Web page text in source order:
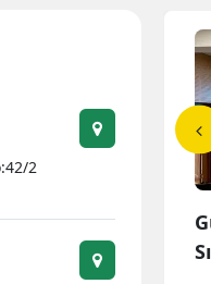
2
Belediyesi Kent
Dijital